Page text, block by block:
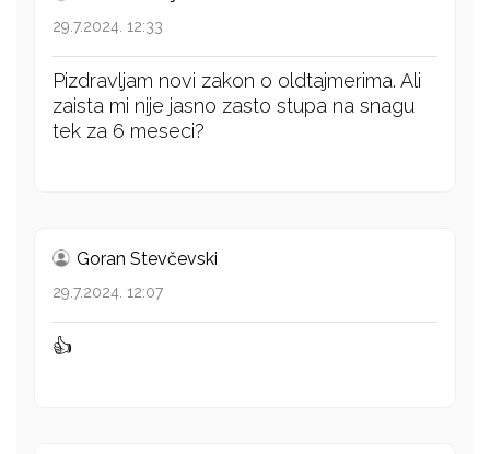
29.7.2024. 12:33
Pizdravljam novi zakon o oldtajmerima. Ali
zaista mi nije jasno zasto stupa na snagu
tek za 6 meseci?
Goran Stevčevski
29.7.2024. 12:07
👍